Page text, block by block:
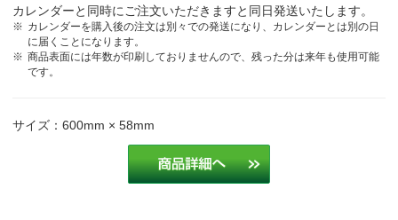
カレンダーと同時にご注文いただきますと同日発送いたします。
カレンダーを購入後の注文は別々での発送になり、カレンダーとは別の日
に届くことになります。
商品表面には年数が印刷しておりませんので、残った分は来年も使用可能
です。
サイズ：600mm × 58mm